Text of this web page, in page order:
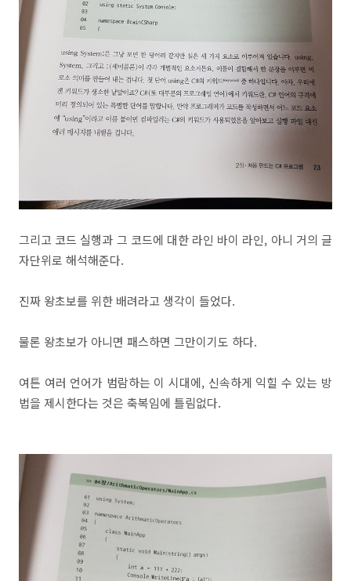
그리고 코드 실행과 그 코드에 대한 라인 바이 라인, 아니 거의 글
자단위로 해석해준다.
진짜 왕초보를 위한 배려라고 생각이 들었다.
물론 왕초보가 아니면 패스하면 그만이기도 하다.
여튼 여러 언어가 범람하는 이 시대에, 신속하게 익힐 수 있는 방
법을 제시한다는 것은 축복임에 틀림없다.